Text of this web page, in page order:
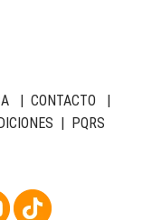
| CONTACTO |
| PQRS